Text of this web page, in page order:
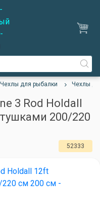
Чехлы для рыбалки Чехлы
3 Rod Holdall
200/220
52333